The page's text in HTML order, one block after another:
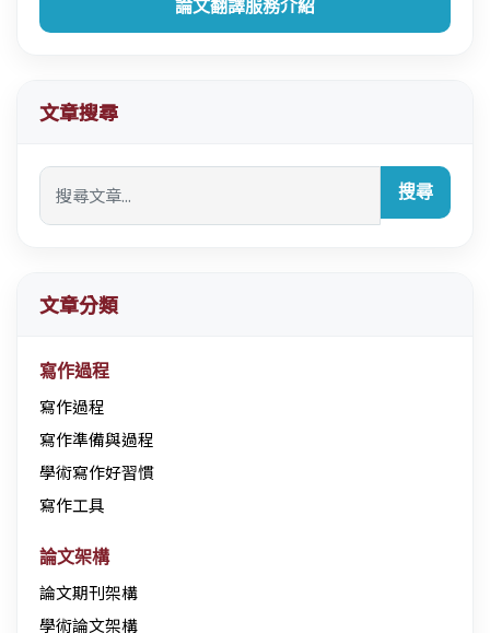
論文翻譯服務介紹
文章搜尋
搜尋
文章分類
寫作過程
寫作過程
寫作準備與過程
學術寫作好習慣
寫作工具
論文架構
論文期刊架構
學術論文架構